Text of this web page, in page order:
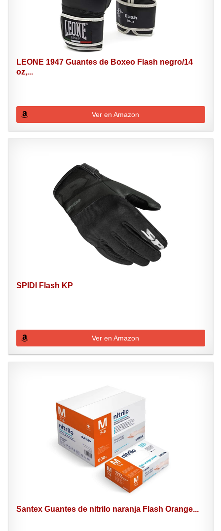
LEONE 1947 Guantes de Boxeo Flash negro/14
oz,...
Ver en Amazon
SPIDI Flash KP
Ver en Amazon
Santex Guantes de nitrilo naranja Flash Orange...